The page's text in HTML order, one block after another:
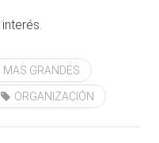
MAS GRANDES
ORGANIZACIÓN